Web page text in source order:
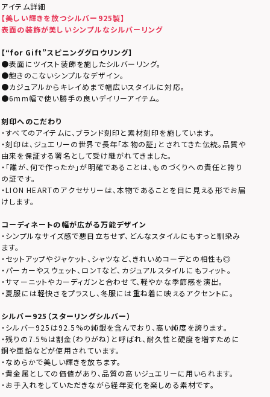
アイテム詳細
【美しい輝きを放つシルバー925製】
表面の装飾が美しいシンプルなシルバーリング
【“for Gift”スピニンググロウリング】
●表面にツイスト装飾を施したシルバーリング。
●飽きのこないシンプルなデザイン。
●カジュアルからキレイめまで幅広いスタイルに対応。
●6mm幅で使い勝手の良いデイリーアイテム。
刻印へのこだわり
・すべてのアイテムに、ブランド刻印と素材刻印を施しています。
・刻印は、ジュエリーの世界で長年「本物の証」とされてきた伝統。品質や
由来を保証する署名として受け継がれてきました。
・「誰が、何で作ったか」が明確であることは、ものづくりへの責任と誇り
の証です。
・LION HEARTのアクセサリーは、本物であることを目に見える形でお届
けします。
コーディネートの幅が広がる万能デザイン
・シンプルなサイズ感で悪目立ちせず、どんなスタイルにもすっと馴染み
ます。
・セットアップやジャケット、シャツなど、きれいめコーデとの相性も◎
・パーカーやスウェット、ロンTなど、カジュアルスタイルにもフィット。
・サマーニットやカーディガンと合わせて、軽やかな季節感を演出。
・夏服には軽快さをプラスし、冬服には重ね着に映えるアクセントに。
シルバー925（スターリングシルバー）
・シルバー925は92.5%の純銀を含んでおり、高い純度を誇ります。
・残りの7.5%は割金（わりがね）と呼ばれ、耐久性と硬度を増すために
銅や亜鉛などが使用されています。
・なめらかで美しい輝きを放ちます。
・貴金属としての価値があり、品質の高いジュエリーに用いられます。
・お手入れをしていただきながら経年変化を楽しめる素材です。